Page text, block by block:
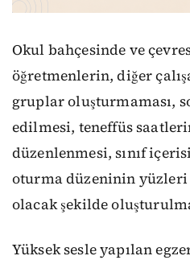
Okul bahçesinde ve
öğretmenlerin, diğer
gruplar oluşturmaması,
edilmesi, teneffüs
düzenlenmesi, sınıf
oturma düzeninin yüzleri
olacak şekilde
Yüksek sesle yapılan